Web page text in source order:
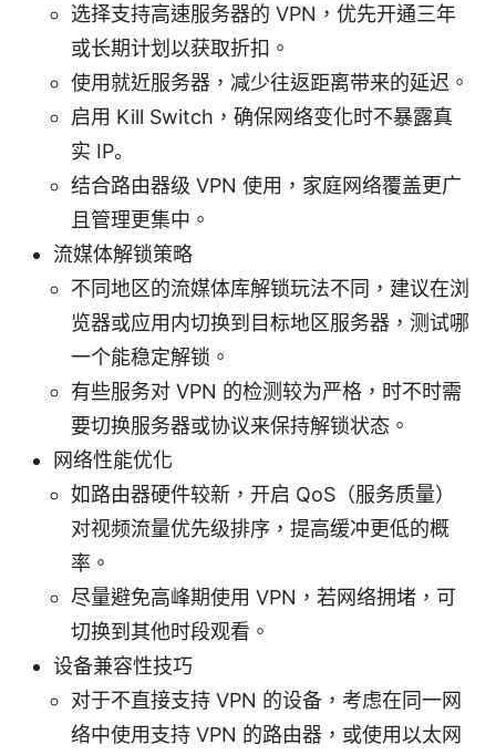
选择支持高速服务器的 VPN，优先开通三年
或长期计划以获取折扣。
使用就近服务器，减少往返距离带来的延迟。
启用 Kill Switch，确保网络变化时不暴露真
实 IP。
结合路由器级 VPN 使用，家庭网络覆盖更广
且管理更集中。
流媒体解锁策略
不同地区的流媒体库解锁玩法不同，建议在浏
览器或应用内切换到目标地区服务器，测试哪
一个能稳定解锁。
有些服务对 VPN 的检测较为严格，时不时需
要切换服务器或协议来保持解锁状态。
网络性能优化
如路由器硬件较新，开启 QoS（服务质量）
对视频流量优先级排序，提高缓冲更低的概
率。
尽量避免高峰期使用 VPN，若网络拥堵，可
切换到其他时段观看。
设备兼容性技巧
对于不直接支持 VPN 的设备，考虑在同一网
络中使用支持 VPN 的路由器，或使用以太网